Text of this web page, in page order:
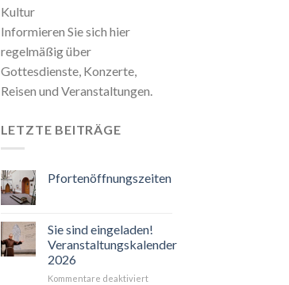
Kultur
Informieren Sie sich hier
regelmäßig über
Gottesdienste, Konzerte,
Reisen und Veranstaltungen.
LETZTE BEITRÄGE
Pfortenöffnungszeiten
Sie sind eingeladen!
Veranstaltungskalender
2026
Kommentare deaktiviertfür